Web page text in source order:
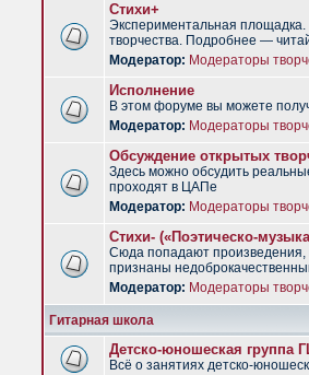
Стихи+
Экспериментальная
творчества. Подробнее —
Модератор: Модераторы
Исполнение
В этом форуме вы можете
Модератор: Модераторы
Обсуждение открытых
Здесь можно обсудить
проходят в ЦАПе
Модератор: Модераторы
Стихи- («Поэтическо-
Сюда попадают
признаны
Модератор: Модераторы
Гитарная школа
Детско-юношеская группа
Всё о занятиях детско-